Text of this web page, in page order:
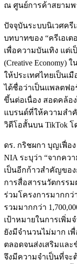
ณ ศูนย์การค้าสยาม
ปัจจุบันระบบนิเวศครี
บทบาทของ “ครีเอเต
เพื่อความบันเทิง แต่
(Creative Economy)
ให้ประเทศไทยเป็นเ
ได้ชื่อว่าเป็นแพลตฟอ
ขึ้นต่อเนื่อง สอดคล้อ
แบรนด์ที่ให้ความสำ
วิดีโอสั้นบน TikTok โ
ดร. กริชผกา บุญเฟื่อ
NIA ระบุว่า “จากควา
เป็นอีกก้าวสำคัญขอ
การสื่อสารนวัตกรร
ร่วมโครงการมากกว่
รวมมากกว่า
เป้าหมายในการเพิ่ม
ยังมีจำนวนไม่มาก เ
ตลอดจนส่งเสริมและ
จึงมีความจำเป็นที่จ